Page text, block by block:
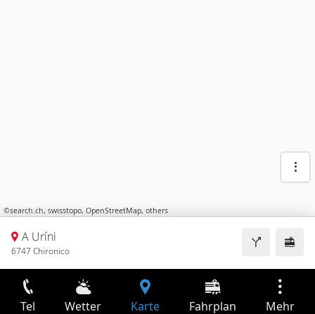
©search.ch, swisstopo, OpenStreetMap, others
A Uríni
6747 Chironico
Tel Wetter Karte Fahrplan Mehr